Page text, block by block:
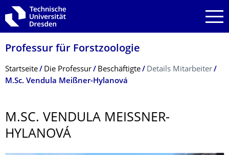
Zur Hauptnavigation springen
Zur Suche springen
Zum Inhalt springen
Professur für Forstzoologie
Breadcrumb-Menü
Startseite Die Professur Beschäftigte
Details Mitarbeiter
M.Sc. Vendula Meißner-Hylanová
M.SC. VENDULA MEISSNER-H
YLANOVÁ